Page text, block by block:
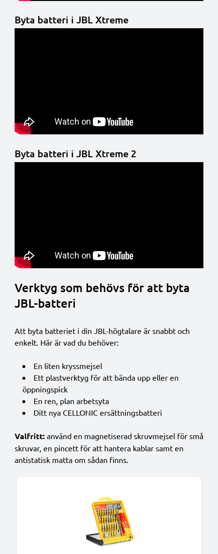
Byta batteri i JBL Xtreme
Byta batteri i JBL Xtreme 2
Verktyg som behövs för att byta
JBL-batteri
Att byta batteriet i din JBL-högtalare är snabbt och
enkelt. Här är vad du behöver:
En liten kryssmejsel
Ett plastverktyg för att bända upp eller en
öppningspick
En ren, plan arbetsyta
Ditt nya CELLONIC ersättningsbatteri
Valfritt: använd en magnetiserad skruvmejsel för små
skruvar, en pincett för att hantera kablar samt en
antistatisk matta om sådan finns.